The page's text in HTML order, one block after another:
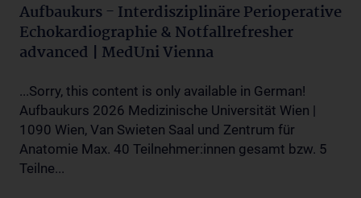
Aufbaukurs - Interdisziplinäre Perioperative
Echokardiographie & Notfallrefresher
advanced | MedUni Vienna
...Sorry, this content is only available in German!
Aufbaukurs 2026 Medizinische Universität Wien |
1090 Wien, Van Swieten Saal und Zentrum für
Anatomie Max. 40 Teilnehmer:innen gesamt bzw. 5
Teilne...